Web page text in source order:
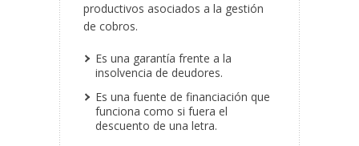
productivos asociados a la gestión
de cobros.
Es una garantía frente a la
insolvencia de deudores.
Es una fuente de financiación que
funciona como si fuera el
descuento de una letra.